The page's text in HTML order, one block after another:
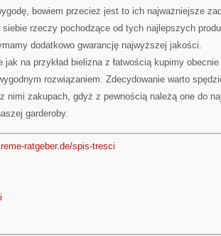
bowiem przecież jest to ich najważniejsze
siebie rzeczy pochodzące od tych najlepszych
dodatkowo gwarancję najwyższej jakości.
jak na przykład bielizna z łatwością kupimy
rozwiązaniem. Zdecydowanie warto
nimi zakupach, gdyż z pewnością należą one do
garderoby.
ratgeber.de/spis-tresci